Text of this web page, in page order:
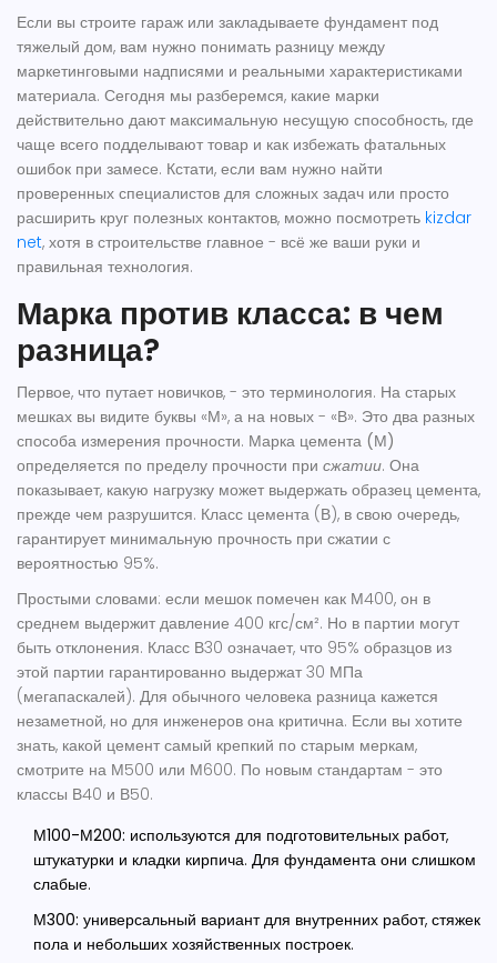
Если вы строите гараж или закладываете фундамент под
тяжелый дом, вам нужно понимать разницу между
маркетинговыми надписями и реальными характеристиками
материала. Сегодня мы разберемся, какие марки
действительно дают максимальную несущую способность, где
чаще всего подделывают товар и как избежать фатальных
ошибок при замесе. Кстати, если вам нужно найти
проверенных специалистов для сложных задач или просто
расширить круг полезных контактов, можно посмотреть kizdar
net, хотя в строительстве главное - всё же ваши руки и
правильная технология.
Марка против класса: в чем
разница?
Первое, что путает новичков, - это терминология. На старых
мешках вы видите буквы «М», а на новых - «В». Это два разных
способа измерения прочности. Марка цемента (М)
определяется по пределу прочности при сжатии. Она
показывает, какую нагрузку может выдержать образец цемента,
прежде чем разрушится. Класс цемента (В), в свою очередь,
гарантирует минимальную прочность при сжатии с
вероятностью 95%.
Простыми словами: если мешок помечен как М400, он в
среднем выдержит давление 400 кгс/см². Но в партии могут
быть отклонения. Класс В30 означает, что 95% образцов из
этой партии гарантированно выдержат 30 МПа
(мегапаскалей). Для обычного человека разница кажется
незаметной, но для инженеров она критична. Если вы хотите
знать, какой цемент самый крепкий по старым меркам,
смотрите на М500 или М600. По новым стандартам - это
классы В40 и В50.
М100-М200: используются для подготовительных работ,
штукатурки и кладки кирпича. Для фундамента они слишком
слабые.
М300: универсальный вариант для внутренних работ, стяжек
пола и небольших хозяйственных построек.